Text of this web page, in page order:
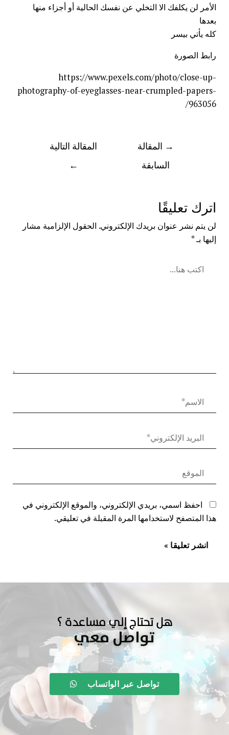
الأمر لن يكلفك الا التخلي عن نفسك الحالية أو أجزاء منها
بعدها
كله يأتي بيسر
رابط الصورة
https://www.pexels.com/photo/close-up-
photography-of-eyeglasses-near-crumpled-papers-
963056/
→ المقالة
السابقة
المقالة التالية
←
اترك تعليقًا
لن يتم نشر عنوان بريدك الإلكتروني. الحقول الإلزامية مشار
إليها بـ*
احفظ اسمي، بريدي الإلكتروني، والموقع الإلكتروني في
هذا المتصفح لاستخدامها المرة المقبلة في تعليقي.
هل تحتاج إلي مساعدة ؟
تواصل معي
تواصل عبر الواتساب